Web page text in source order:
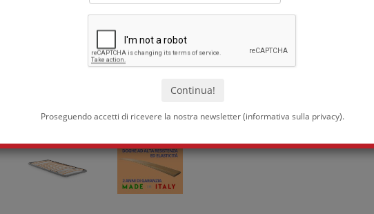
Proseguendo accetti di ricevere la nostra newsletter (informativa sulla privacy).